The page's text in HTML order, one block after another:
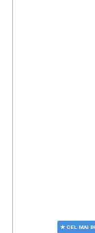
★ CEL MAI